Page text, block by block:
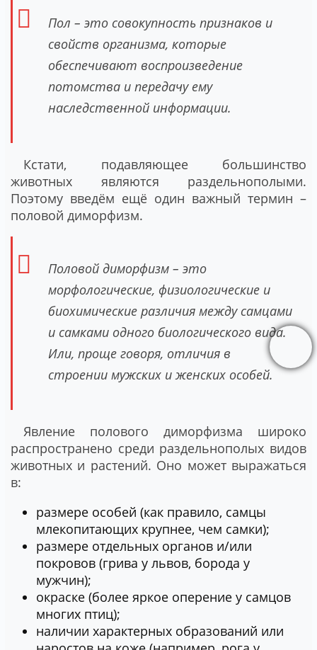
Пол – это совокупность признаков и
свойств организма, которые
обеспечивают воспроизведение
потомства и передачу ему
наследственной информации.
Кстати, подавляющее большинство
животных являются раздельнополыми.
Поэтому введём ещё один важный термин –
половой диморфизм.
Половой диморфизм – это
морфологические, физиологические и
биохимические различия между самцами
и самками одного биологического вида.
Или, проще говоря, отличия в
строении мужских и женских особей.
Явление полового диморфизма широко
распространено среди раздельнополых видов
животных и растений. Оно может выражаться
в:
размере особей (как правило, самцы
млекопитающих крупнее, чем самки);
размере отдельных органов и/или
покровов (грива у львов, борода у
мужчин);
окраске (более яркое оперение у самцов
многих птиц);
наличии характерных образований или